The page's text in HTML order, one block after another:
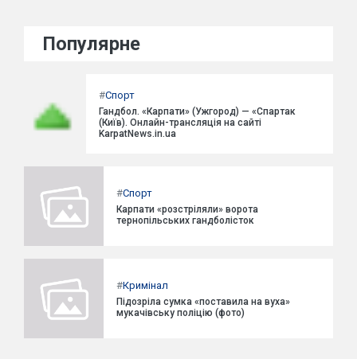
Популярне
#Спорт
Гандбол. «Карпати» (Ужгород) — «Спартак
(Київ). Онлайн-трансляція на сайті
KarpatNews.in.ua
#Спорт
Карпати «розстріляли» ворота
тернопільських гандболісток
#Кримінал
Підозріла сумка «поставила на вуха»
мукачівську поліцію (фото)